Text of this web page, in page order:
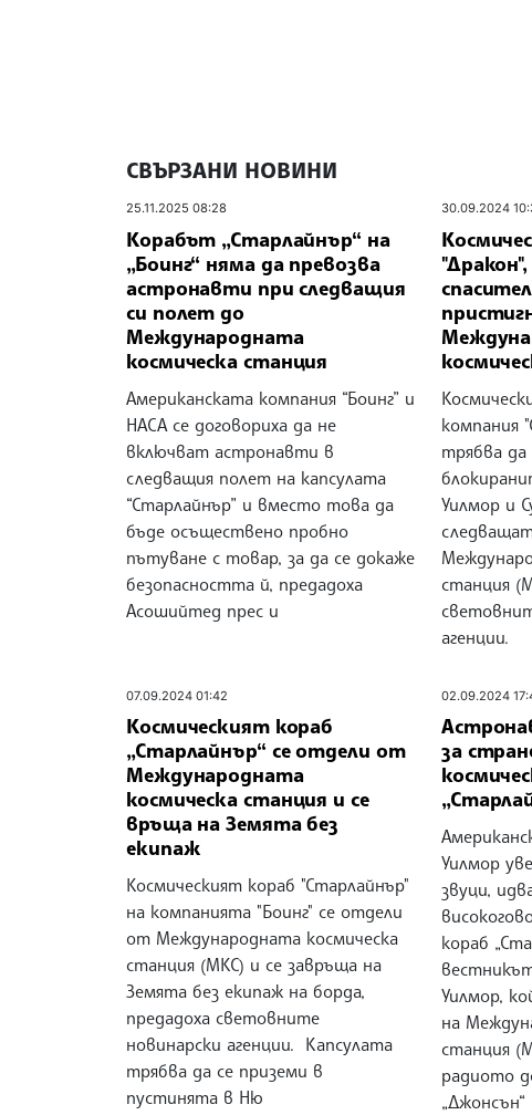
СВЪРЗАНИ НОВИНИ
25.11.2025 08:28
Корабът „Старлайнър“ на
„Боинг“ няма да превозва
астронавти при следващия
си полет до
Международната
космическа станция
Американската компания “Боинг” и
НАСА се договориха да не
включват астронавти в
следващия полет на капсулата
“Старлайнър” и вместо това да
бъде осъществено пробно
пътуване с товар, за да се докаже
безопасността й, предадоха
Асошийтед прес и
30.09.2024
компания
трябва
Уилмор и
станция
агенции.
07.09.2024 01:42
Космическият кораб
„Старлайнър“ се отдели от
Международната
космическа станция и се
връща на Земята без
екипаж
Космическият кораб "Старлайнър"
на компанията "Боинг" се отдели
от Международната космическа
станция (МКС) и се завръща на
Земята без екипаж на борда,
предадоха световните
новинарски агенции. Капсулата
трябва да се приземи в
пустинята в Ню
02.09.2024
за
Уилмор
звуци,
кораб
Уилмор,
на
станция
радиото